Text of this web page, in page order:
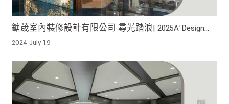
鎕荿室內裝修設計有限公司 尋光踏浪| 2025A'Design
Award銀獎、2024MUSE Design Awards金獎、2024TITAN
2024 July 19